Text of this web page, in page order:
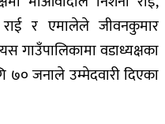
र एमालेले जीवनकुमार
गाउँपालिकामा वडाध्यक्षका
७० जनाले उम्मेदवारी दिएका